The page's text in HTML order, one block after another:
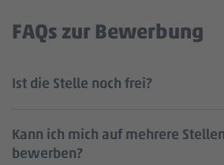
FAQs zur Bewerbung
Ist die Stelle noch frei?
Kann ich mich auf mehrere
bewerben?